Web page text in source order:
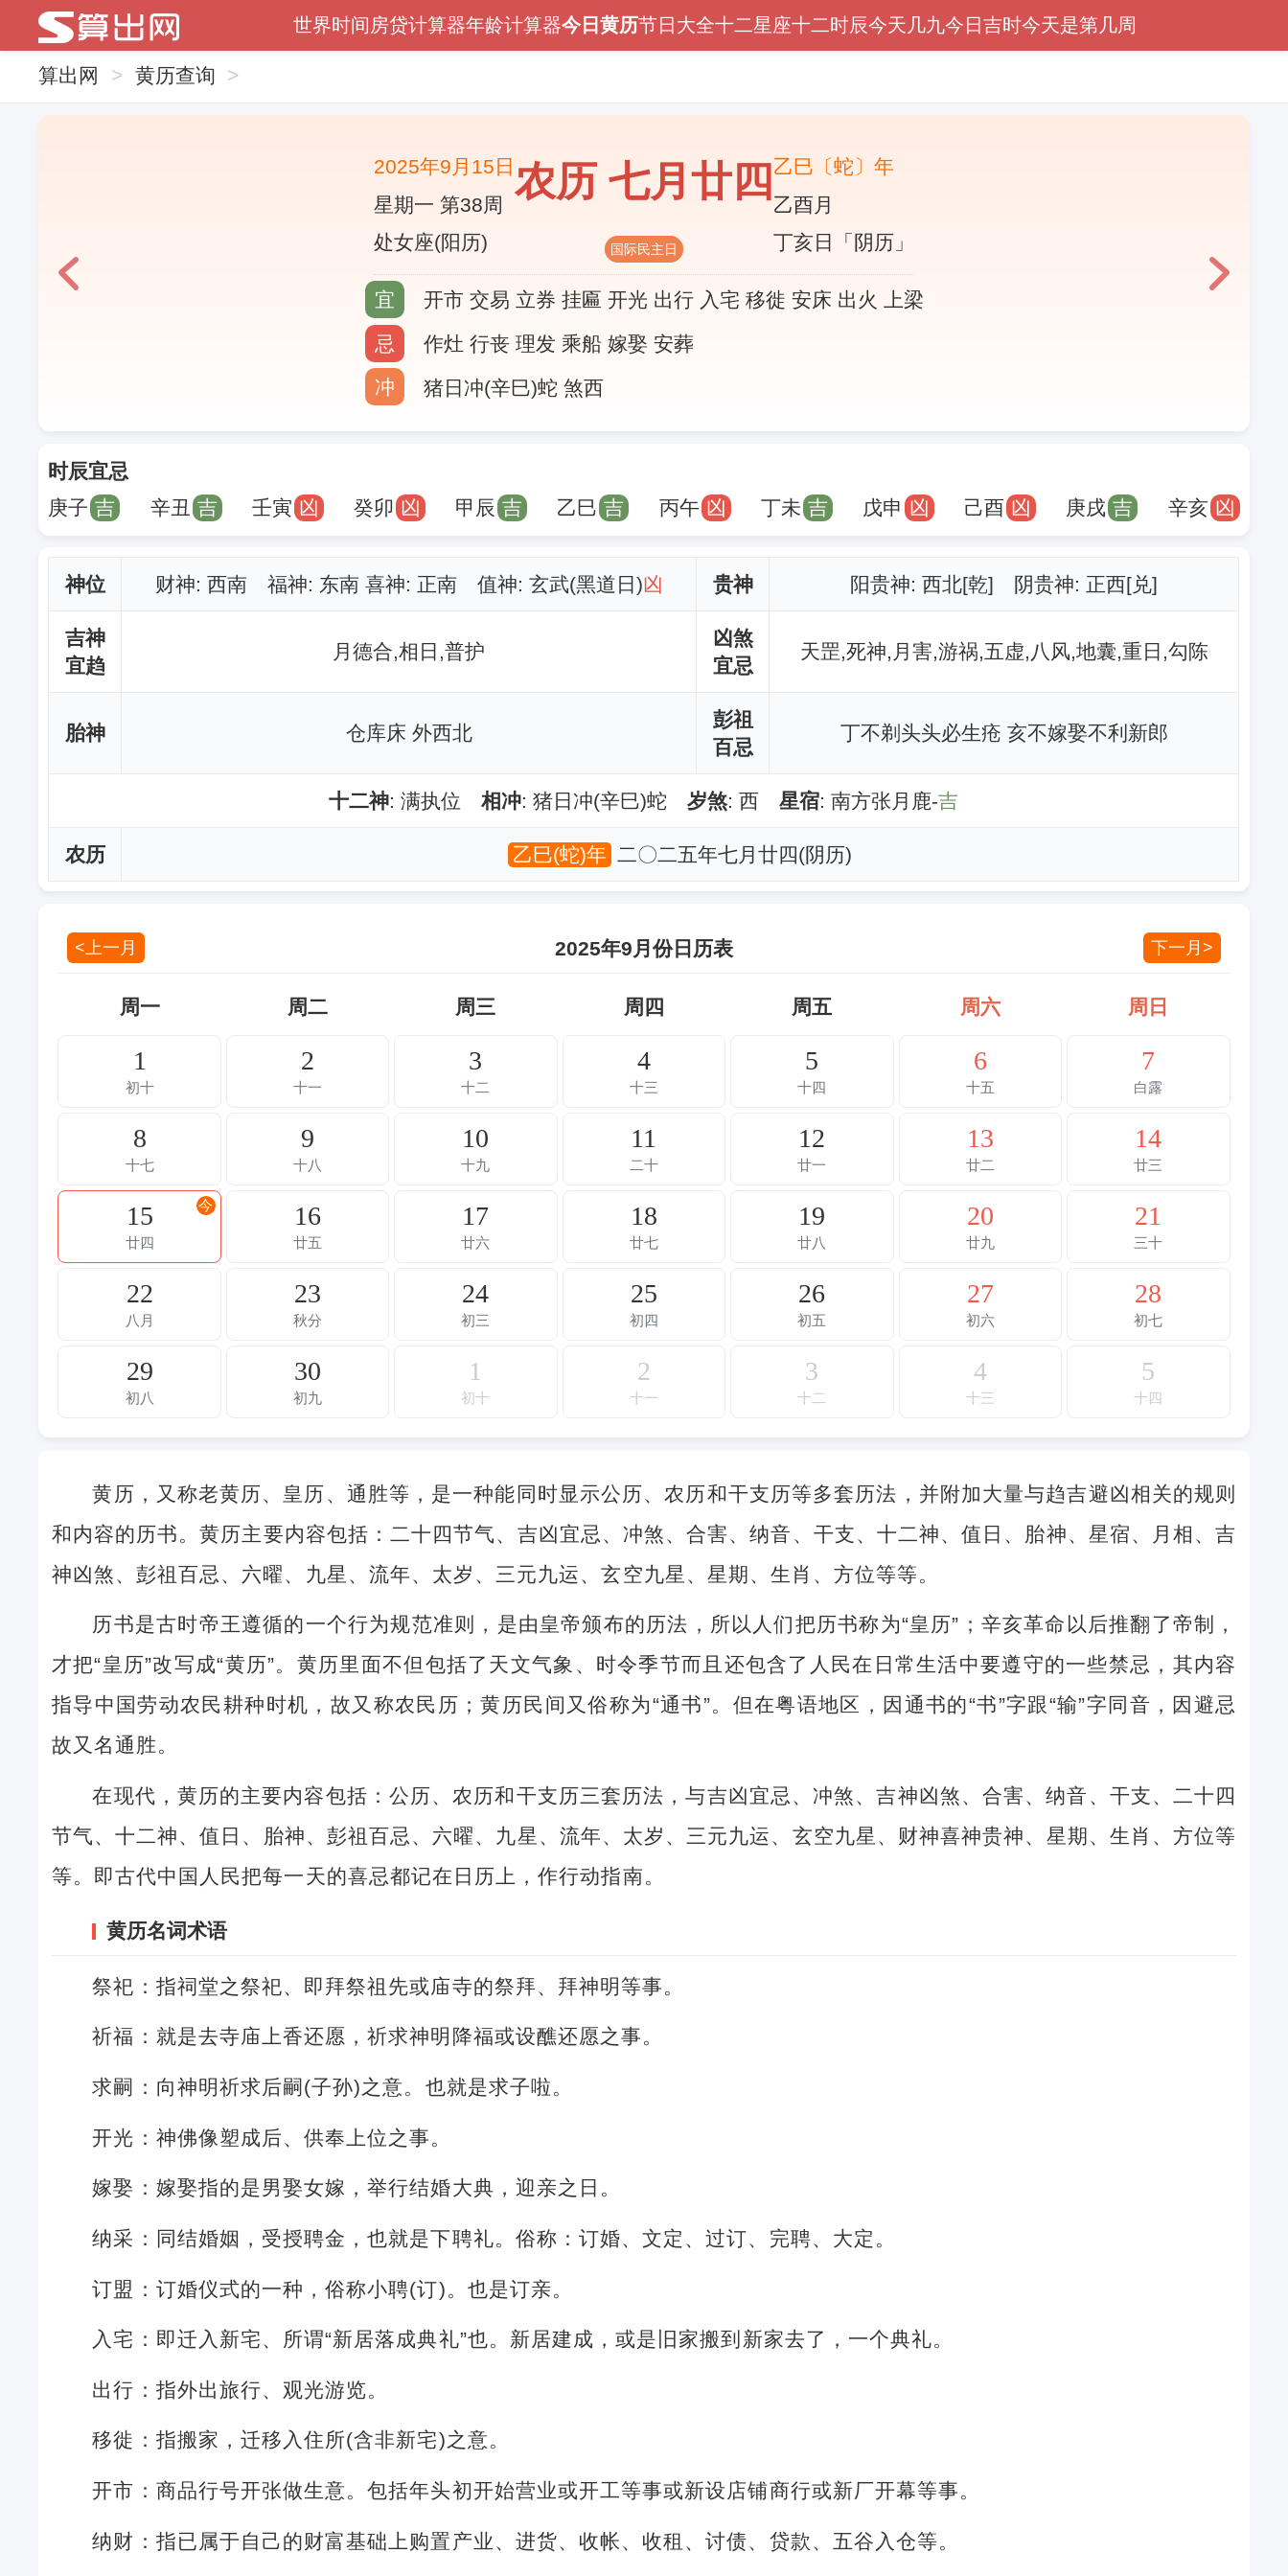
世界时间 房贷计算器年龄计算器今日黄历节日大全十二星座十二时辰今天几九今日吉时今天是第几周
算出网 > 黄历查询 >
2025年9月15日
星期一 第38周
处女座(阳历)
农历 七月廿四
国际民主日
乙巳〔蛇〕年
乙酉月
丁亥日「阴历」
宜
开市 交易 立券 挂匾 开光 出行 入宅 移徙 安床 出火 上梁
忌
作灶 行丧 理发 乘船 嫁娶 安葬
冲
猪日冲(辛巳)蛇 煞西
时辰宜忌
庚子 吉 辛丑 吉 壬寅 凶 癸卯 凶 甲辰 吉 乙巳 吉 丙午 凶 丁未 吉 戊申 凶 己酉 凶 庚戌 吉 辛亥 凶
神位 财神: 西南 福神: 东南 喜神: 正南 值神: 玄武(黑道日)凶 贵神 阳贵神: 西北[乾] 阴贵神: 正西[兑]
吉神
宜趋
月德合,相日,普护
凶煞
宜忌
天罡,死神,月害,游祸,五虚,八风,地囊,重日,勾陈
胎神 仓库床 外西北
彭祖
百忌
丁不剃头头必生疮 亥不嫁娶不利新郎
十二神: 满执位相冲: 猪日冲(辛巳)蛇岁煞: 西星宿: 南方张月鹿-吉
农历 乙巳(蛇)年 二〇二五年七月廿四(阴历)
<上一月 2025年9月份日历表 下一月>
周一 周二 周三 周四 周五 周六 周日
1
初十
2
十一
3
十二
4
十三
5
十四
6
十五
7
白露
8
十七
9
十八
10
十九
11
二十
12
廿一
13
廿二
14
廿三
15
廿四
今 16
廿五
17
廿六
18
廿七
19
廿八
20
廿九
21
三十
22
八月
23
秋分
24
初三
25
初四
26
初五
27
初六
28
初七
29
初八
30
初九
1
初十
2
十一
3
十二
4
十三
5
十四
黄历，又称老黄历、皇历、通胜等，是一种能同时显示公历、农历和干支历等多套历法，并附加大量与趋吉避凶相关的规则
和内容的历书。黄历主要内容包括：二十四节气、吉凶宜忌、冲煞、合害、纳音、干支、十二神、值日、胎神、星宿、月相、吉
神凶煞、彭祖百忌、六曜、九星、流年、太岁、三元九运、玄空九星、星期、生肖、方位等等。
历书是古时帝王遵循的一个行为规范准则，是由皇帝颁布的历法，所以人们把历书称为“皇历”；辛亥革命以后推翻了帝制，
才把“皇历”改写成“黄历”。黄历里面不但包括了天文气象、时令季节而且还包含了人民在日常生活中要遵守的一些禁忌，其内容
指导中国劳动农民耕种时机，故又称农民历；黄历民间又俗称为“通书”。但在粤语地区，因通书的“书”字跟“输”字同音，因避忌
故又名通胜。
在现代，黄历的主要内容包括：公历、农历和干支历三套历法，与吉凶宜忌、冲煞、吉神凶煞、合害、纳音、干支、二十四
节气、十二神、值日、胎神、彭祖百忌、六曜、九星、流年、太岁、三元九运、玄空九星、财神喜神贵神、星期、生肖、方位等
等。即古代中国人民把每一天的喜忌都记在日历上，作行动指南。
黄历名词术语
祭祀：指祠堂之祭祀、即拜祭祖先或庙寺的祭拜、拜神明等事。
祈福：就是去寺庙上香还愿，祈求神明降福或设醮还愿之事。
求嗣：向神明祈求后嗣(子孙)之意。也就是求子啦。
开光：神佛像塑成后、供奉上位之事。
嫁娶：嫁娶指的是男娶女嫁，举行结婚大典，迎亲之日。
纳采：同结婚姻，受授聘金，也就是下聘礼。俗称：订婚、文定、过订、完聘、大定。
订盟：订婚仪式的一种，俗称小聘(订)。也是订亲。
入宅：即迁入新宅、所谓“新居落成典礼”也。新居建成，或是旧家搬到新家去了，一个典礼。
出行：指外出旅行、观光游览。
移徙：指搬家，迁移入住所(含非新宅)之意。
开市：商品行号开张做生意。包括年头初开始营业或开工等事或新设店铺商行或新厂开幕等事。
纳财：指已属于自己的财富基础上购置产业、进货、收帐、收租、讨债、贷款、五谷入仓等。